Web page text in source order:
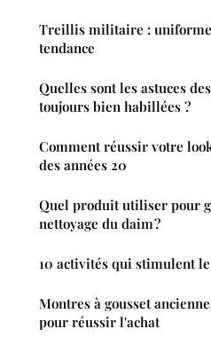
Treillis militaire : uniforme
tendance
Quelles sont les astuces
toujours bien habillées ?
Comment réussir votre
des années 20
Quel produit utiliser pour
nettoyage du daim ?
10 activités qui stimulent
Montres à gousset
pour réussir l'achat